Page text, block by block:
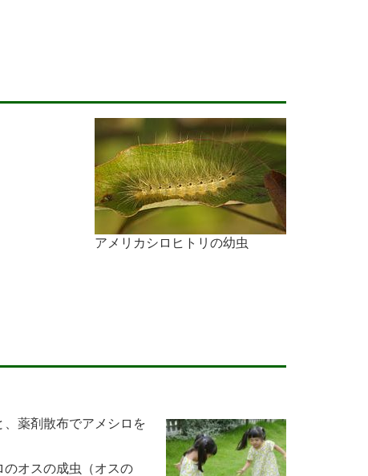
アメリカシロヒトリの幼虫
薬剤散布でアメシロを
オスの成虫（オスの